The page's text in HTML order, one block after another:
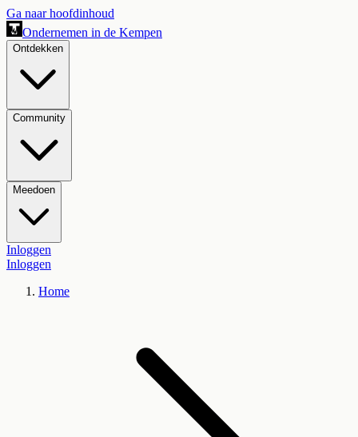
Ga naar hoofdinhoud
Ondernemen in de Kempen
Ontdekken
Community
Meedoen
Inloggen
Inloggen
Home